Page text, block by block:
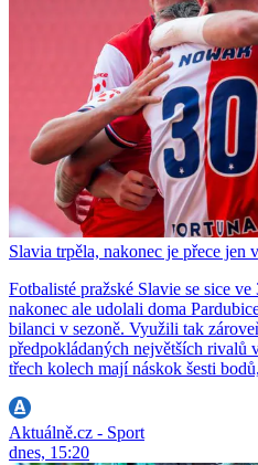
Slavia trpěla, nakonec je přece jen
Fotbalisté pražské Slavie se sice
nakonec ale udolali doma
bilanci v sezoně. Využili tak
předpokládaných největších rivalů
třech kolech mají náskok šesti
Aktuálně.cz - Sport
dnes, 15:20